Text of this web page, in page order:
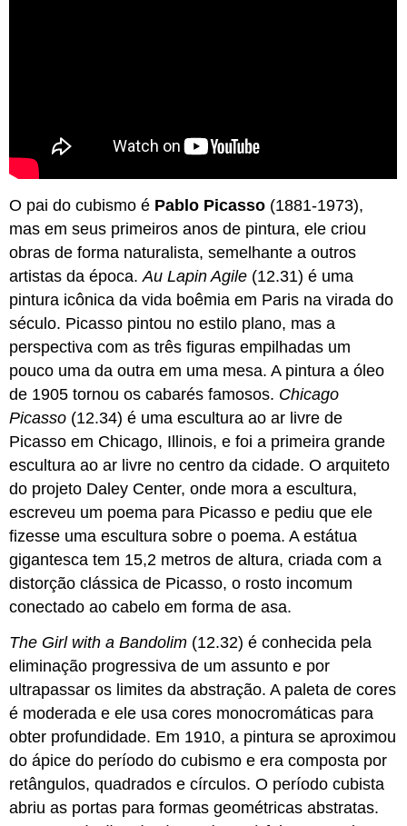
O pai do cubismo é Pablo Picasso (1881-1973),
mas em seus primeiros anos de pintura, ele criou
obras de forma naturalista, semelhante a outros
artistas da época.Au Lapin Agile (12.31) é uma
pintura icônica da vida boêmia em Paris na virada do
século. Picasso pintou no estilo plano, mas a
perspectiva com as três figuras empilhadas um
pouco uma da outra em uma mesa. A pintura a óleo
de 1905 tornou os cabarés famosos. Chicago
Picasso (12.34) é uma escultura ao ar livre de
Picasso em Chicago, Illinois, e foi a primeira grande
escultura ao ar livre no centro da cidade. O arquiteto
do projeto Daley Center, onde mora a escultura,
escreveu um poema para Picasso e pediu que ele
fizesse uma escultura sobre o poema. A estátua
gigantesca tem 15,2 metros de altura, criada com a
distorção clássica de Picasso, o rosto incomum
conectado ao cabelo em forma de asa.
The Girl with a Bandolim (12.32) é conhecida pela
eliminação progressiva de um assunto e por
ultrapassar os limites da abstração. A paleta de cores
é moderada e ele usa cores monocromáticas para
obter profundidade. Em 1910, a pintura se aproximou
do ápice do período do cubismo e era composta por
retângulos, quadrados e círculos. O período cubista
abriu as portas para formas geométricas abstratas.